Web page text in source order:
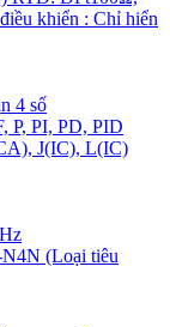
4 số
P, PI, PD, PID
J(IC), L(IC)
(Loại tiêu